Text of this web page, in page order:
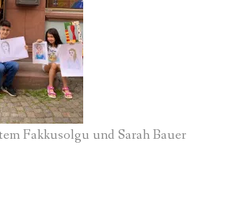
Fakkusolgu und Sarah Bauer